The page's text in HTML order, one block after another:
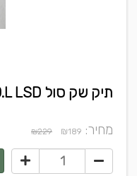
תיק שק סול S.O.L LSD
מחיר: ₪189
₪229